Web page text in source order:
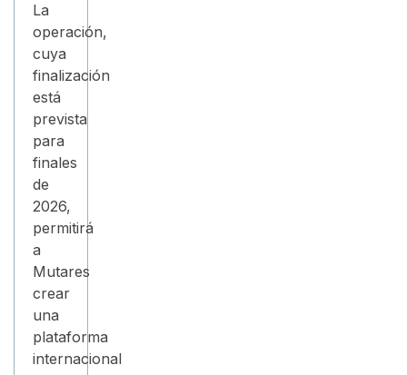
La
operación,
cuya
finalización
está
prevista
para
finales
de
2026,
permitirá
a
Mutares
crear
una
plataforma
internacional